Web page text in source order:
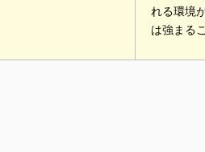
れる環境
は強まる